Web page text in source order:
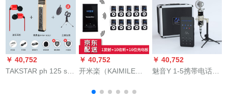
￥ 40,752
TAKSTAR ph 125 s全
￥ 40,752
开米楽（KAIMILE）
说器一対多同时通訳
￥ 40,752
魅音Y 1-5携帯电话の